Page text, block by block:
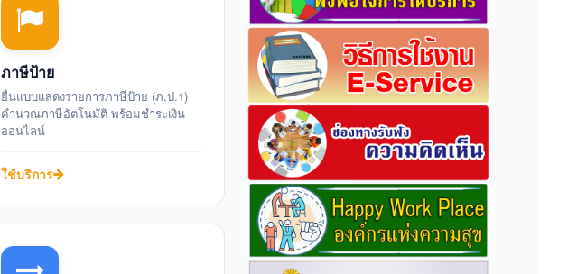
ภาษีป้าย
ยื่นแบบแสดงรายการภาษีป้าย (ภ.ป.1)
คำนวณภาษีอัตโนมัติ พร้อมชำระเงิน
ออนไลน์
ใช้บริการ